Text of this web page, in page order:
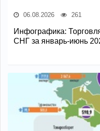
06.08.2026 261
Инфографика:
СНГ за январь-июнь